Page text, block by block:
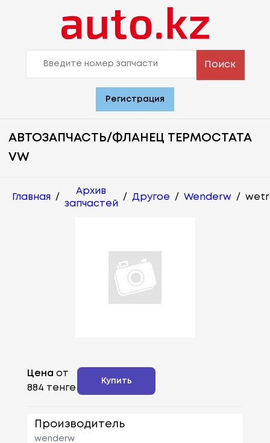
Поиск
Регистрация
АВТОЗАПЧАСТЬ/ФЛАНЕЦ ТЕРМОСТАТА
VW
Главная /
Архив
запчастей
/ Другое / Wenderw /
Цена от
884 тенге
Купить
Производитель
wenderw